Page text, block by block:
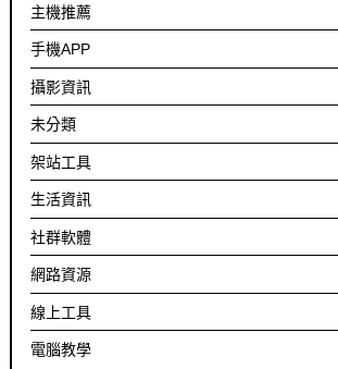
主機推薦
手機APP
攝影資訊
未分類
架站工具
生活資訊
社群軟體
網路資源
線上工具
電腦教學